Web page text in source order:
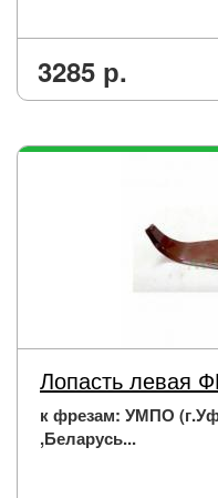
3285 р.
Лопасть левая
к фрезам: УМПО
,Беларусь...